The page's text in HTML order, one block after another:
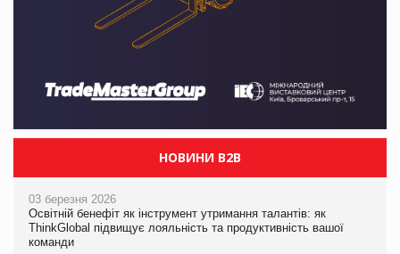
НОВИНИ B2B
03 березня 2026
Освітній бенефіт як інструмент утримання талантів: як
ThinkGlobal підвищує лояльність та продуктивність вашої
команди